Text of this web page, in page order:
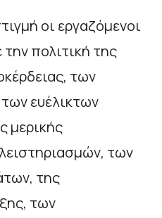
οι εργαζόμενοι
πολιτική της
των
ευέλικτων
μερικής
των
της
των